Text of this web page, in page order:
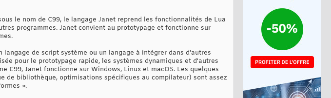
le nom de C99, le langage Janet reprend les fonctionnalités de Lua
programmes. Janet convient au prototypage et fonctionne sur
de script système ou un langage à intégrer dans d'autres
pour le prototypage rapide, les systèmes dynamiques et d'autres
C99, Janet fonctionne sur Windows, Linux et macOS. Les quelques
de bibliothèque, optimisations spécifiques au compilateur) sont assez
».